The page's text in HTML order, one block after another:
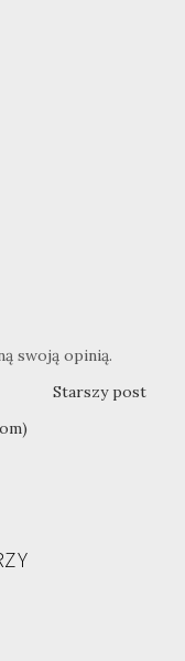
swoją opinią.
Starszy post